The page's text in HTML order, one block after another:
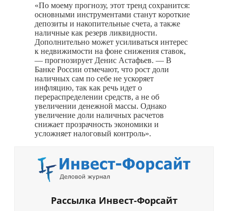
«По моему прогнозу, этот тренд сохранится:
основными инструментами станут короткие
депозиты и накопительные счета, а также
наличные как резерв ликвидности.
Дополнительно может усиливаться интерес
к недвижимости на фоне снижения ставок,
— прогнозирует Денис Астафьев. — В
Банке России отмечают, что рост доли
наличных сам по себе не ускоряет
инфляцию, так как речь идет о
перераспределении средств, а не об
увеличении денежной массы. Однако
увеличение доли наличных расчетов
снижает прозрачность экономики и
усложняет налоговый контроль».
Рассылка Инвест-Форсайт